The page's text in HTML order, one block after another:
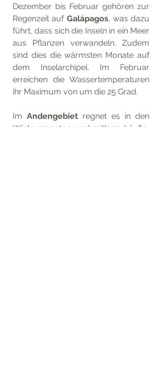
Dezember bis Februar gehören zur
Regenzeit auf Galápagos, was dazu
führt, dass sich die Inseln in ein Meer
aus Pflanzen verwandeln. Zudem
sind dies die wärmsten Monate auf
dem Inselarchipel. Im Februar
erreichen die Wassertemperaturen
ihr Maximum von um die 25 Grad.
Im Andengebiet regnet es in den
Wintermonaten nachmittags häufig,